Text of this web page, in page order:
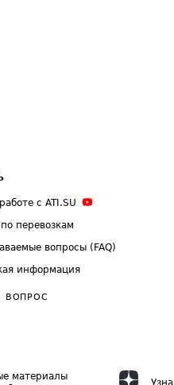
с ATI.SU
перевозкам
вопросы (FAQ)
информация
ВОПРОС
материалы